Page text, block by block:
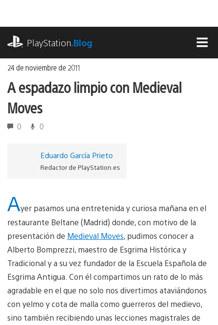
contenido
PlayStation.Blog
24 de noviembre de 2011
A espadazo limpio con Medieval
Moves
0 0
Eduardo García Prieto
Redactor de PlayStation.es
Ayer pasamos una entretenida y curiosa mañana en el
restaurante Beltane (Madrid) donde, con motivo de la
presentación de Medieval Moves, pudimos conocer a
Alberto Bomprezzi, maestro de Esgrima Histórica y
Tradicional y a su vez fundador de la Escuela Española de
Esgrima Antigua. Con él compartimos un rato de lo más
agradable en el que no solo nos divertimos ataviándonos
con yelmo y cota de malla como guerreros del medievo,
sino también recibiendo unas lecciones magistrales de